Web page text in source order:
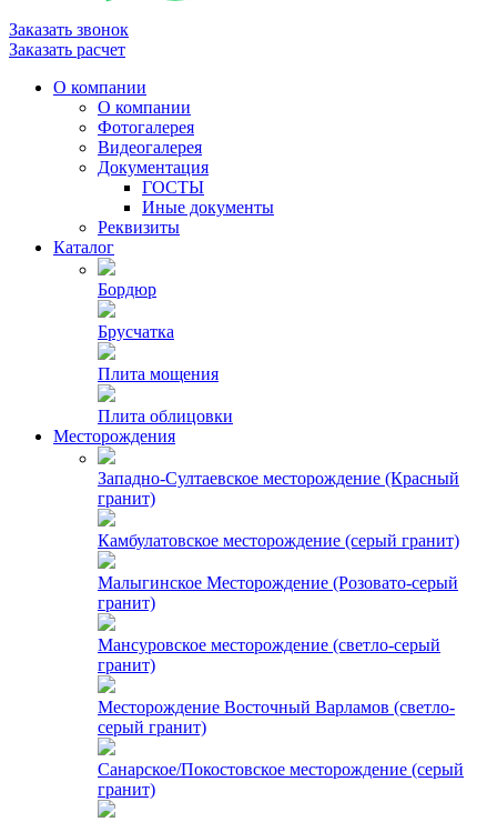
Заказать звонок
Заказать расчет
О компании
О компании
Фотогалерея
Видеогалерея
Документация
ГОСТЫ
Иные документы
Реквизиты
Каталог
Бордюр
Брусчатка
Плита мощения
Плита облицовки
Месторождения
Западно-Султаевское месторождение (Красный
гранит)
Камбулатовское месторождение (cерый гранит)
Малыгинское Месторождение (Розовато-серый
гранит)
Мансуровское месторождение (светло-серый
гранит)
Месторождение Восточный Варламов (светло-
серый гранит)
Санарское/Покостовское месторождение (серый
гранит)